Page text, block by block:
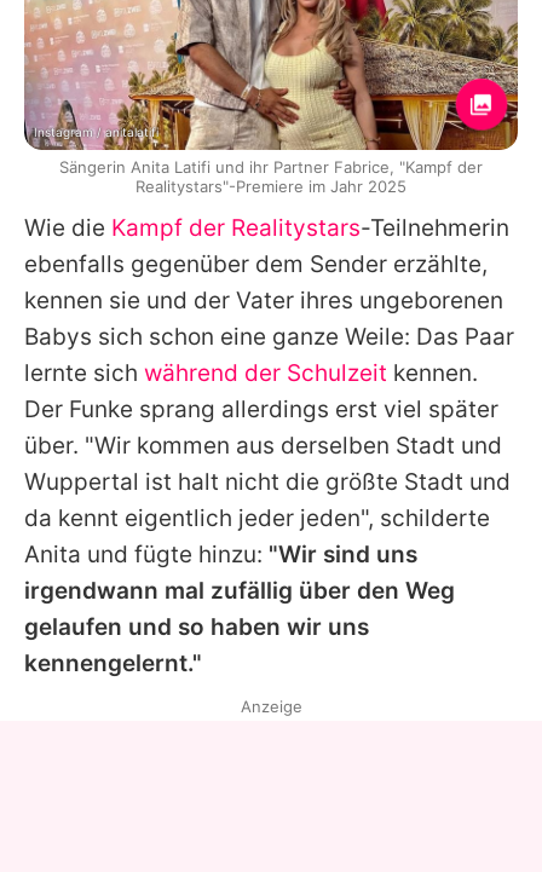
Wie die Kampf der Realitystars-Teilnehmerin
ebenfalls gegenüber dem Sender erzählte,
kennen sie und der Vater ihres ungeborenen
Babys sich schon eine ganze Weile: Das Paar
lernte sich während der Schulzeit kennen.
Der Funke sprang allerdings erst viel später
über. "Wir kommen aus derselben Stadt und
Wuppertal ist halt nicht die größte Stadt und
da kennt eigentlich jeder jeden", schilderte
Anita und fügte hinzu: "Wir sind uns
irgendwann mal zufällig über den Weg
gelaufen und so haben wir uns
kennengelernt."
Instagram / anitalatifi
Sängerin Anita Latifi und ihr Partner Fabrice, "Kampf der
Realitystars"-Premiere im Jahr 2025
Anzeige